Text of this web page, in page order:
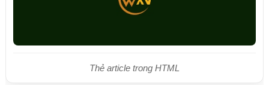
Thẻ article trong HTML